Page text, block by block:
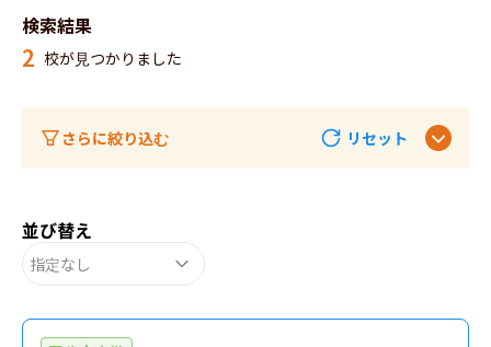
検索結果
2 校が見つかりました
さらに絞り込む リセット
並び替え
指定なし